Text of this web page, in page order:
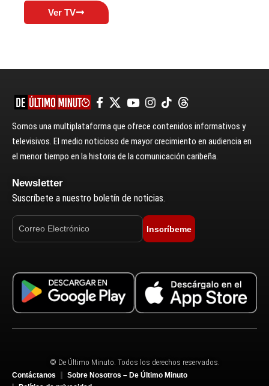
Ver TV
Somos una multiplataforma que ofrece contenidos informativos y
televisivos. El medio noticioso de mayor crecimiento en audiencia en
el menor tiempo en la historia de la comunicación caribeña.
Newsletter
Suscríbete a nuestro boletín de noticias.
Inscríbeme
© De Último Minuto. Todos los derechos reservados.
Contáctanos
Sobre Nosotros – De Último Minuto